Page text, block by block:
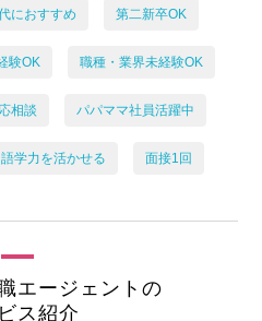
におすすめ 第二新卒OK
験OK 職種・業界未経験OK
相談 パパママ社員活躍中
語学力を活かせる 面接1回
エージェントの
ス紹介